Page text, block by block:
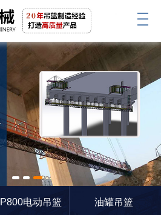
1 2 3
电动吊篮 油罐吊篮